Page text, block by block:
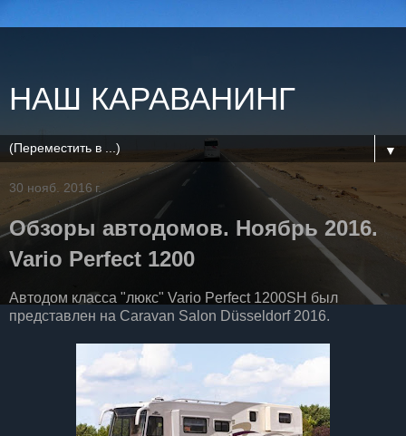
НАШ КАРАВАНИНГ
▼
30 нояб. 2016 г.
Обзоры автодомов. Ноябрь 2016.
Vario Perfect 1200
Автодом класса "люкс" Vario Perfect 1200SH был
представлен на Caravan Salon Düsseldorf 2016.